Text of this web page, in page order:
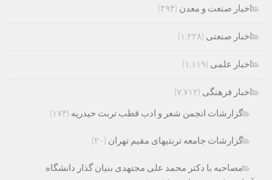
اخبار صنعت و معدن (۴۹۴)
اخبار صنعتی (۱,۲۲۸)
اخبار علمی (۱,۱۱۹)
اخبار فرهنگی (۷,۷۱۲)
گزارشات انجمن شعر و ادب قطب تربت حیدریه (۱۷۴)
گزارشات جامعه تربتیهای مقیم تهران (۲۰)
مصاحبه با دکتر محمد علی مجتهدی بنیان گذار دانشگاه